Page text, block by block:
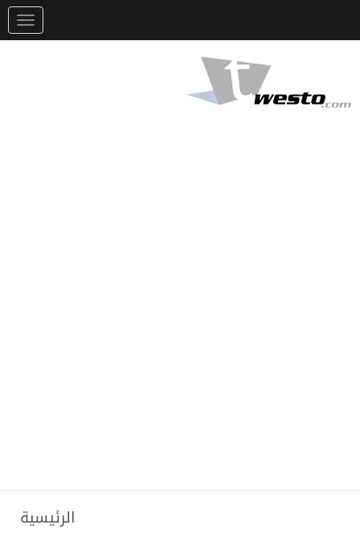
تغيير
التوجيه
الرئيسية